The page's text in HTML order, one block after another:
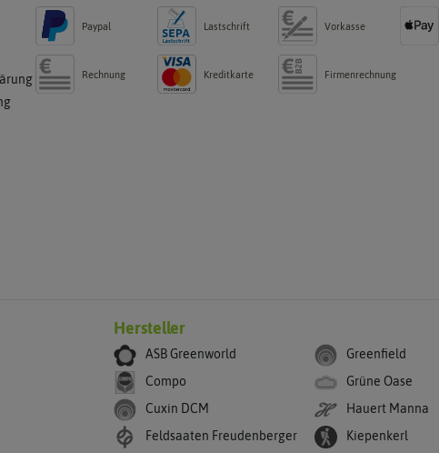
Paypal Lastschrift Vorkasse
Rechnung Kreditkarte Firmenrechnung
Hersteller
ASB Greenworld
Compo
Cuxin DCM
Feldsaaten Freudenberger
Greenfield
Grüne Oase
Hauert Manna
Kiepenkerl